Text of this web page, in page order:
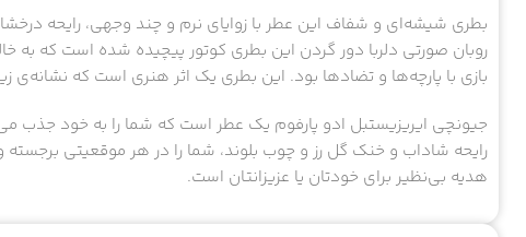
بطری شیشه‌ای و شفاف این عطر با زوایای نرم و چند وجهی، رایحه
روبان صورتی دلربا دور گردن این بطری کوتور پیچیده شده است که
بازی با پارچه‌ها و تضادها بود. این بطری یک اثر هنری است که
جیونچی ایریزیستبل ادو پارفوم یک عطر است که شما را به خود جذب
رایحه شاداب و خنک گل رز و چوب بلوند، شما را در هر موقعیتی
هدیه بی‌نظیر برای خودتان یا عزیزانتان است.